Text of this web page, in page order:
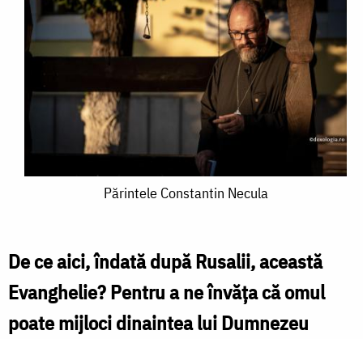
Părintele Constantin Necula
De ce aici, îndată după Rusalii, această
Evanghelie? Pentru a ne învăța că omul
poate mijloci dinaintea lui Dumnezeu